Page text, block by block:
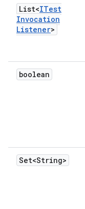
List<ITest
Invocation
Listener>
boolean
Set<String>